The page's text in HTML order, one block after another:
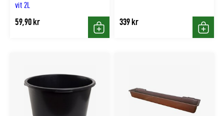
vit 2L
59,90 kr
Köp
339 kr
Köp